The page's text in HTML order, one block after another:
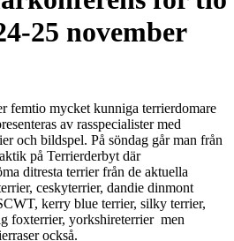
25 november
femtio mycket kunniga terrierdomare
av rasspecialister med
och bildspel. På söndag går man från
på Terrierderbyt där
ditresta terrier från de aktuella
ceskyterrier, dandie dinmont
kerry blue terrier, silky terrier,
foxterrier, yorkshireterrier men
också.